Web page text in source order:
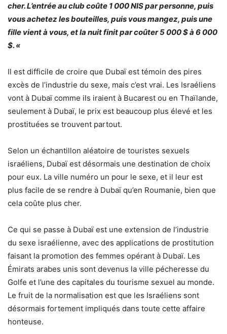
cher. L’entrée au club coûte 1 000 NIS par personne, puis
vous achetez les bouteilles, puis vous mangez, puis une
fille vient à vous, et la nuit finit par coûter 5 000 $ à 6 000
$. «
Il est difficile de croire que Dubaï est témoin des pires
excès de l’industrie du sexe, mais c’est vrai. Les Israéliens
vont à Dubaï comme ils iraient à Bucarest ou en Thaïlande,
seulement à Dubaï, le prix est beaucoup plus élevé et les
prostituées se trouvent partout.
Selon un échantillon aléatoire de touristes sexuels
israéliens, Dubaï est désormais une destination de choix
pour eux. La ville numéro un pour le sexe, et il leur est
plus facile de se rendre à Dubaï qu’en Roumanie, bien que
cela coûte plus cher.
Ce qui se passe à Dubaï est une extension de l’industrie
du sexe israélienne, avec des applications de prostitution
faisant la promotion des femmes opérant à Dubaï. Les
Émirats arabes unis sont devenus la ville pécheresse du
Golfe et l’une des capitales du tourisme sexuel au monde.
Le fruit de la normalisation est que les Israéliens sont
désormais fortement impliqués dans toute cette affaire
honteuse.